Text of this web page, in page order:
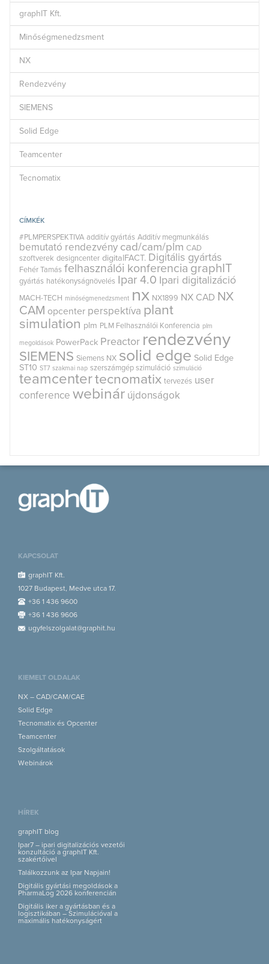
graphIT Kft.
Minőségmenedzsment
NX
Rendezvény
SIEMENS
Solid Edge
Teamcenter
Tecnomatix
CÍMKÉK
#PLMPERSPEKTIVA additív gyártás Additív megmunkálás
bemutató rendezvény cad/cam/plm CAD
szoftverek designcenter digitalFACT. Digitális gyártás
Fehér Tamás felhasználói konferencia graphIT
gyártás hatékonyságnövelés Ipar 4.0 Ipari digitalizáció
MACH-TECH minőségmenedzsment nx NX1899 NX CAD NX
CAM opcenter perspektíva plant
simulation plm PLM Felhasználói Konferencia plm
megoldások PowerPack Preactor rendezvény
SIEMENS Siemens NX solid edge Solid Edge
ST10 ST7 szakmai nap szerszámgép szimuláció szimuláció
teamcentertecnomatix tervezés user
conference webinár újdonságok
KAPCSOLAT
graphIT Kft.
1027 Budapest, Medve utca 17.
+36 1 436 9600
+36 1 436 9606
ugyfelszolgalat@graphit.hu
KIEMELT OLDALAK
NX – CAD/CAM/CAE
Solid Edge
Tecnomatix és Opcenter
Teamcenter
Szolgáltatások
Webinárok
HÍREK
graphIT blog
Ipar7 – ipari digitalizációs vezetői
konzultáció a graphIT Kft.
szakértőivel
Találkozzunk az Ipar Napjain!
Digitális gyártási megoldások a
PharmaLog 2026 konferencián
Digitális iker a gyártásban és a
logisztikában – Szimulációval a
maximális hatékonyságért